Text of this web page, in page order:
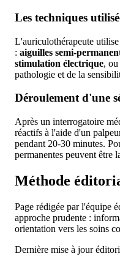
Les techniques
L'auriculothérapeute
: aiguilles semi-
stimulation électrique, ou
pathologie et de la
Déroulement d'une
Après un interrogatoire
réactifs à l'aide d'un
pendant 20-30 minutes.
permanentes peuvent être
Méthode
Page rédigée par l'équipe
approche prudente :
orientation vers les soins
Dernière mise à jour